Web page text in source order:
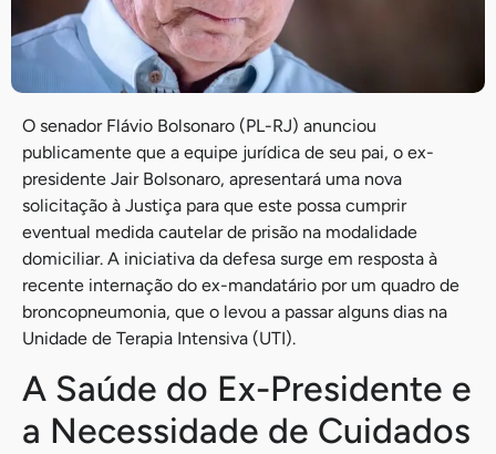
O senador Flávio Bolsonaro (PL-RJ) anunciou
publicamente que a equipe jurídica de seu pai, o ex-
presidente Jair Bolsonaro, apresentará uma nova
solicitação à Justiça para que este possa cumprir
eventual medida cautelar de prisão na modalidade
domiciliar. A iniciativa da defesa surge em resposta à
recente internação do ex-mandatário por um quadro de
broncopneumonia, que o levou a passar alguns dias na
Unidade de Terapia Intensiva (UTI).
A Saúde do Ex-Presidente e
a Necessidade de Cuidados